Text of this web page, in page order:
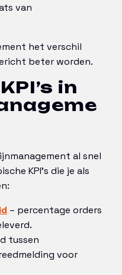
van
het verschil
beter worden.
in
al snel
KPI’s die je als
– percentage orders
tussen
voor